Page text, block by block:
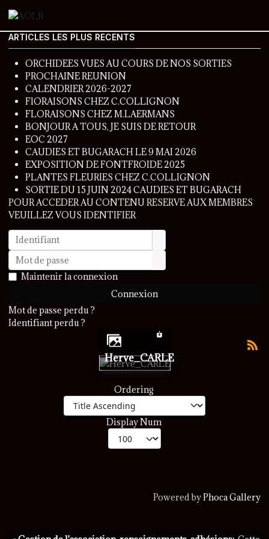
ARTICLES LES PLUS RECENTS
ORCHIDEES VUES AU COURS DE NOS SORTIES
PROCHAINE REUNION
CALENDRIER 2026-2027
FlORAISONS CHEZ C.COLLIGNON
FLORAISONS CHEZ M.LAERMANS
BONJOUR A TOUS, JE SUIS DE RETOUR
EOC 2027
CAUDIES ET BUGARACH LE 9 MAI 2026
EXPOSITION DE FONTFROIDE 2025
PLANTES FLEURIES CHEZ C.COLLIGNON
SORTIE DU 15 JUIN 2024 CAUDIES ET BUGARACH
POUR ACCEDER AU CONTENU RESERVE AUX MEMBRES
VEUILLEZ VOUS IDENTIFIER
Identifiant
Mot de passe
Afficher le mot de passe
Maintenir la connexion
Connexion
Mot de passe perdu ?
Identifiant perdu ?
Herve_CARLE
Ordering
Display Num
Powered byPhoca Gallery